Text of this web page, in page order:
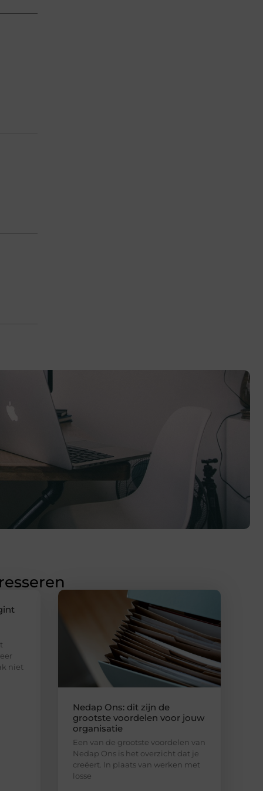
niet
Nedap Ons: dit zijn de
grootste voordelen voor jouw
organisatie
Een van de grootste voordelen van
Nedap Ons is het overzicht dat je
creëert. In plaats van werken met
losse